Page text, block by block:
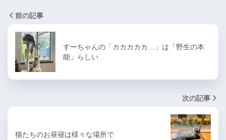
前の記事
すーちゃんの「カカカカカ…」は「野生の本
能」らしい
次の記事
猫たちのお昼寝は様々な場所で